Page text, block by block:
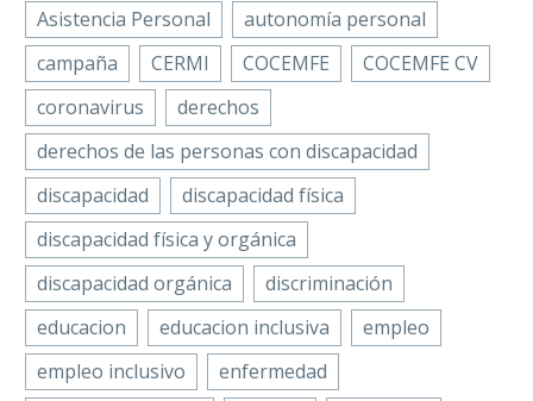
agradecimiento
por…
Confederación
Española de
Personas con
Discapacidad
Física y
Orgánica
(COCEMFE)
promueve la
labor del
voluntariado
en las
actividades
realizadas…
Twitter
LinkedIn
Email
Compartir
La ministra de
Sanidad, Servicios
Sociales e Igualdad,
Dolors Montserrat,
se comprometió a
seguir trabajando
“codo con codo” con
las…
Asistencia Personal
autonomía personal
campaña
CERMI COCEMFE
COCEMFE CV
coronavirus
derechos
derechos de las personas con discapacidad
discapacidad
discapacidad física
discapacidad física y orgánica
discapacidad orgánica
discriminación
educacion
educacion inclusiva
empleo
empleo inclusivo
enfermedad